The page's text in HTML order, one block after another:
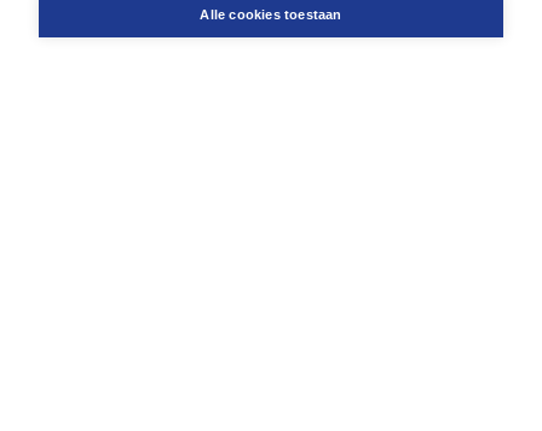
Alle cookies toestaan